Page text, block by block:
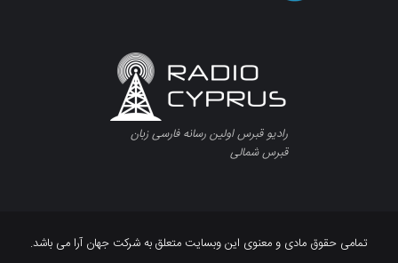
رادیو قبرس اولین رسانه فارسی زبان
قبرس شمالی
تمامی حقوق مادی و معنوی این وبسایت متعلق به شرکت جهان آرا می باشد.